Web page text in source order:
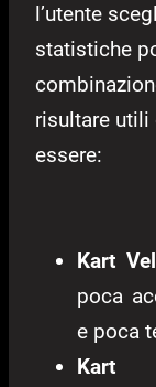
l’utente
statistiche
risultare utili
essere:
Kart
poca
e poca
Kart